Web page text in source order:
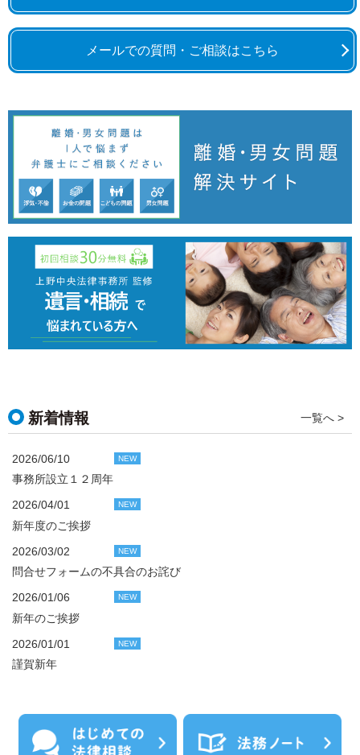
メールでの質問・ご相談はこちら
新着情報 一覧へ >
2026/06/10 NEW
事務所設立１２周年
2026/04/01 NEW
新年度のご挨拶
2026/03/02 NEW
問合せフォームの不具合のお詫び
2026/01/06 NEW
新年のご挨拶
2026/01/01 NEW
謹賀新年